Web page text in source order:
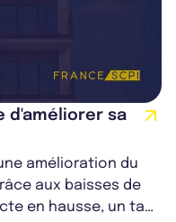
d'améliorer sa
amélioration du
aux baisses de
en hausse, un taux